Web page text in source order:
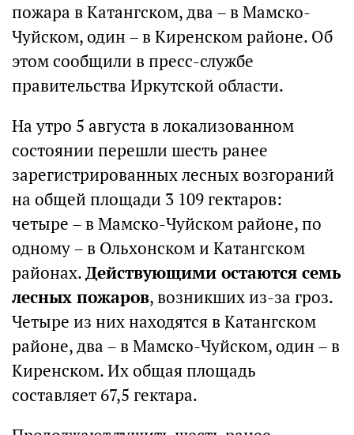
пожара в Катангском, два – в Мамско-
Чуйском, один – в Киренском районе. Об
этом сообщили в пресс-службе
правительства Иркутской области.
На утро 5 августа в локализованном
состоянии перешли шесть ранее
зарегистрированных лесных возгораний
на общей площади 3 109 гектаров:
четыре – в Мамско-Чуйском районе, по
одному – в Ольхонском и Катангском
районах.Действующими остаются семь
лесных пожаров, возникших из-за гроз.
Четыре из них находятся в Катангском
районе, два – в Мамско-Чуйском, один – в
Киренском. Их общая площадь
составляет 67,5 гектара.